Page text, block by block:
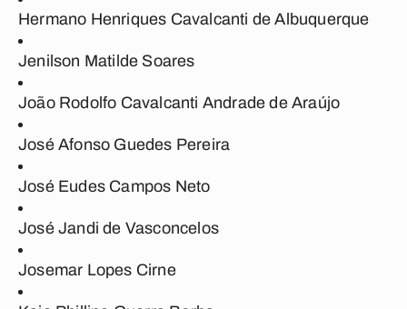
Hermano Henriques Cavalcanti de Albuquerque
Jenilson Matilde Soares
João Rodolfo Cavalcanti Andrade de Araújo
José Afonso Guedes Pereira
José Eudes Campos Neto
José Jandi de Vasconcelos
Josemar Lopes Cirne